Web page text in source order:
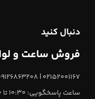
دنبال کنید
فروش ساعت و
02152001167 | 09126863208
ساعت پاسخگویی: 10:30 تا 18:30